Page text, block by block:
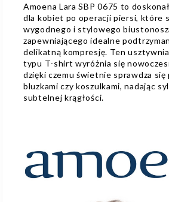
Amoena Lara SBP 0675 to
dla kobiet po operacji piersi, które
wygodnego i stylowego
zapewniającego idealne
delikatną kompresję. Ten
typu T-shirt wyróżnia się
dzięki czemu świetnie sprawdza się
bluzkami czy koszulkami, nadając
subtelnej krągłości.